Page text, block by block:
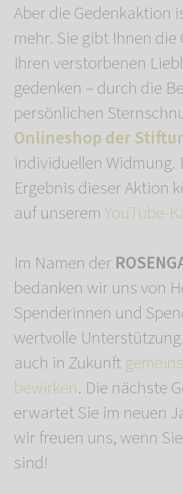
Aber die Gedenkaktion
mehr. Sie gibt Ihnen die
Ihren verstorbenen
gedenken – durch die
persönlichen
Onlineshop der
individuellen Widmung.
Ergebnis dieser Aktion
auf unseremYouTube-
Im Namen der
bedanken wir uns von
Spenderinnen und
wertvolle
auch in Zukunft
bewirken. Die nächste
erwartet Sie im neuen
wir freuen uns, wenn
sind!